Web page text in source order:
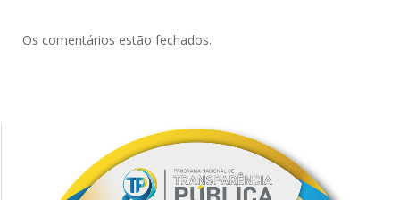
Os comentários estão fechados.